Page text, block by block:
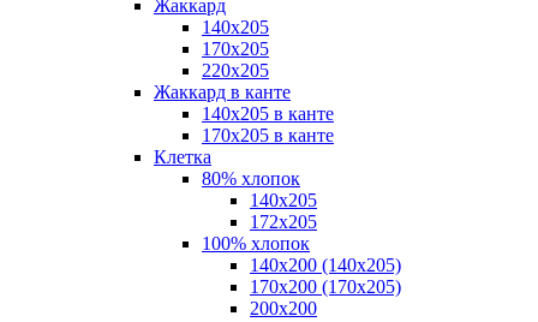
Жаккард
140x205
170х205
220х205
Жаккард в канте
140х205 в канте
170х205 в канте
Клетка
80% хлопок
140x205
172х205
100% хлопок
140x200 (140х205)
170x200 (170х205)
200х200